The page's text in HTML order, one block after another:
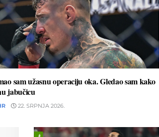
sam užasnu operaciju oka. Gledao sam kako
jabučicu
22. SRPNJA 2026.